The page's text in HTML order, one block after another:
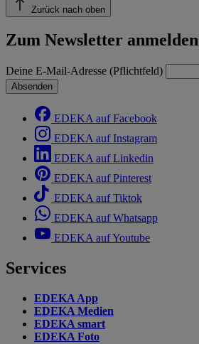
Zurück nach oben
Zum Newsletter anmelden
Deine E-Mail-Adresse (Pflichtfeld)
Absenden
EDEKA auf Facebook
EDEKA auf Instagram
EDEKA auf Linkedin
EDEKA auf Pinterest
EDEKA auf Tiktok
EDEKA auf Whatsapp
EDEKA auf Youtube
Services
EDEKA App
EDEKA Medien
EDEKA smart
EDEKA Foto